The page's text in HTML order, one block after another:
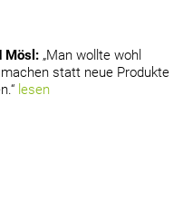
Mösl : „Man wollte wohl
statt neue Produkte
lesen